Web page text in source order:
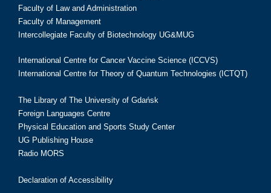
Faculty of Law and Administration
Faculty of Management
Intercollegiate Faculty of Biotechnology UG&MUG
International Centre for Cancer Vaccine Science (ICCVS)
International Centre for Theory of Quantum Technologies (ICTQT)
The Library of The University of Gdańsk
Foreign Languages Centre
Physical Education and Sports Study Center
UG Publishing House
Radio MORS
Declaration of Accessibility